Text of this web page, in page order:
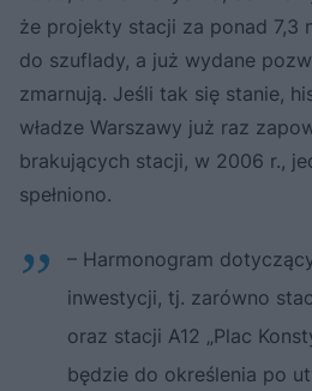
że projekty stacji za ponad 7,3
do szuflady, a już wydane
zmarnują. Jeśli tak się stanie,
władze Warszawy już raz
brakujących stacji, w 2006 r.,
spełniono.
– Harmonogram
inwestycji, tj. zarówno
oraz stacji A12 „Plac
będzie do określenia po